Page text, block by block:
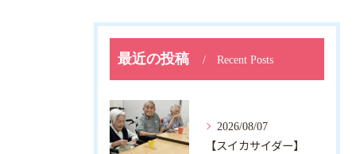
最近の投稿 Recent Posts
2026/08/07
【スイカサイダー】